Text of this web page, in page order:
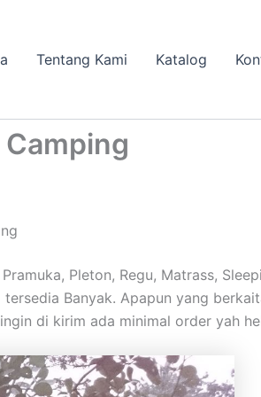
Tentang Kami Katalog
Pleton, Regu, Matrass,
Banyak. Apapun yang
di kirim ada minimal order yah